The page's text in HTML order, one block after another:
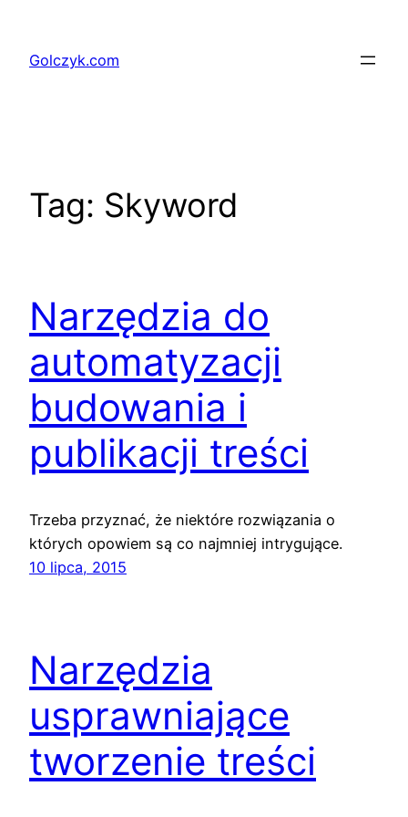
treściGolczyk.com
Tag: Skyword
Narzędzia do
automatyzacji
budowania i
publikacji treści
Trzeba przyznać, że niektóre rozwiązania o
których opowiem są co najmniej intrygujące.
10 lipca, 2015
Narzędzia
usprawniające
tworzenie treści